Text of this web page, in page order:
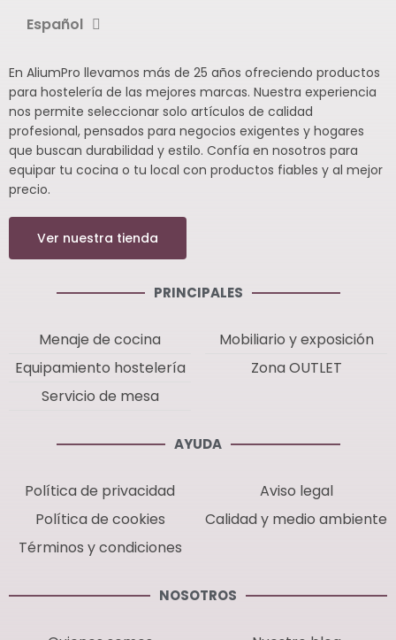
Español
En AliumPro llevamos más de 25 años ofreciendo productos
para hostelería de las mejores marcas. Nuestra experiencia
nos permite seleccionar solo artículos de calidad
profesional, pensados para negocios exigentes y hogares
que buscan durabilidad y estilo. Confía en nosotros para
equipar tu cocina o tu local con productos fiables y al mejor
precio.
Ver nuestra tienda
PRINCIPALES
Menaje de cocina
Equipamiento hostelería
Servicio de mesa
Mobiliario y exposición
Zona OUTLET
AYUDA
Política de privacidad
Política de cookies
Términos y condiciones
Aviso legal
Calidad y medio ambiente
NOSOTROS